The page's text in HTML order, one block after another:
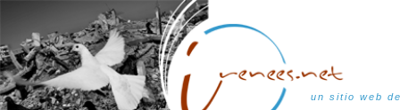
un sitio web